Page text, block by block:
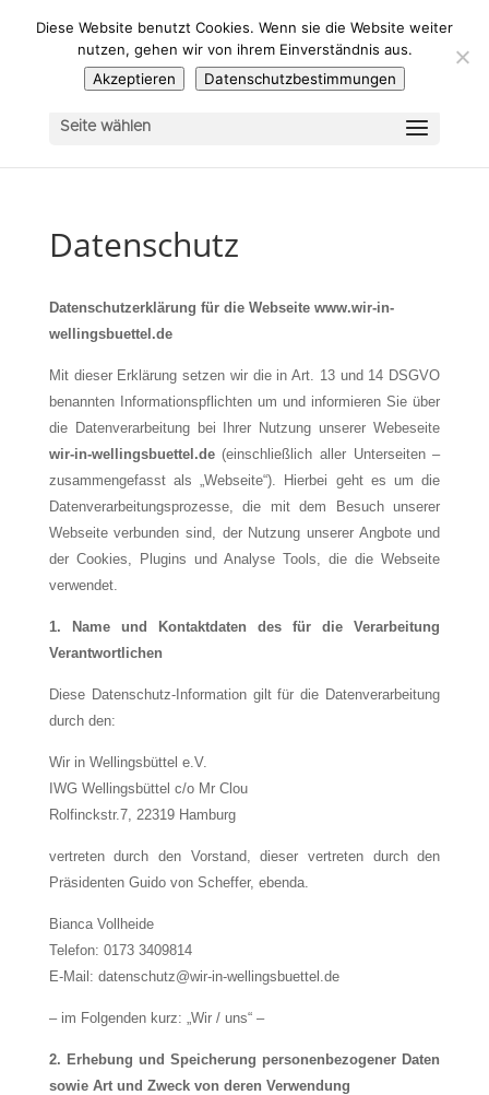
Seite wählen
Datenschutz
Datenschutzerklärung für die Webseite www.wir-in-
wellingsbuettel.de
Mit dieser Erklärung setzen wir die in Art. 13 und 14 DSGVO
benannten Informationspflichten um und informieren Sie über
die Datenverarbeitung bei Ihrer Nutzung unserer Webeseite
wir-in-wellingsbuettel.de(einschließlich aller Unterseiten –
zusammengefasst als „Webseite“). Hierbei geht es um die
Datenverarbeitungsprozesse, die mit dem Besuch unserer
Webseite verbunden sind, der Nutzung unserer Angbote und
derCookies, Plugins und Analyse Tools, die die Webseite
verwendet.
1. Name und Kontaktdaten des für die Verarbeitung
Verantwortlichen
Diese Datenschutz-Information gilt für die Datenverarbeitung
durch den:
Wir in Wellingsbüttel e.V.
IWG Wellingsbüttel c/o Mr Clou
Rolfinckstr.7, 22319 Hamburg
vertreten durch den Vorstand, dieser vertreten durch den
Präsidenten Guido von Scheffer, ebenda.
Bianca Vollheide
Telefon: 0173 3409814
E-Mail: datenschutz@wir-in-wellingsbuettel.de
– im Folgenden kurz: „Wir / uns“ –
2. Erhebung und Speicherung personenbezogener Daten
sowie Art und Zweck von deren Verwendung
Diese Website benutzt Cookies. Wenn sie die Website weiter
nutzen, gehen wir von ihrem Einverständnis aus.
Akzeptieren
Datenschutzbestimmungen